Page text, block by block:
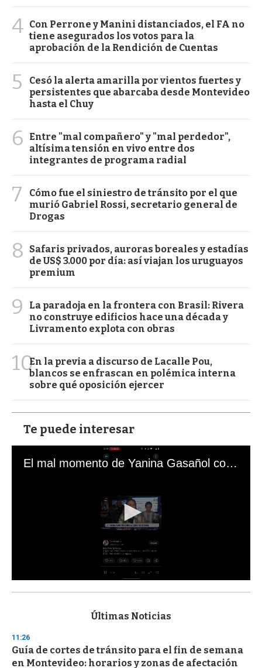
4 Con Perrone y Manini distanciados, el FA no
tiene asegurados los votos para la
aprobación de la Rendición de Cuentas
5
Cesó la alerta amarilla por vientos fuertes y
persistentes que abarcaba desde Montevideo
hasta el Chuy
6
Entre "mal compañero" y "mal perdedor",
altísima tensión en vivo entre dos
integrantes de programa radial
7
Cómo fue el siniestro de tránsito por el que
murió Gabriel Rossi, secretario general de
Drogas
8
Safaris privados, auroras boreales y estadías
de US$ 3.000 por día: así viajan los uruguayos
premium
9
La paradoja en la frontera con Brasil: Rivera
no construye edificios hace una década y
Livramento explota con obras
10En la previa a discurso de Lacalle Pou,
blancos se enfrascan en polémica interna
sobre qué oposición ejercer
Te puede interesar
El mal momento de Yanina Gasañol con un hincha argentino en "Subrayado"
s
d
s
o
Últimas Noticias
11:26
Guía de cortes de tránsito para el fin de semana
en Montevideo: horarios y zonas de afectación